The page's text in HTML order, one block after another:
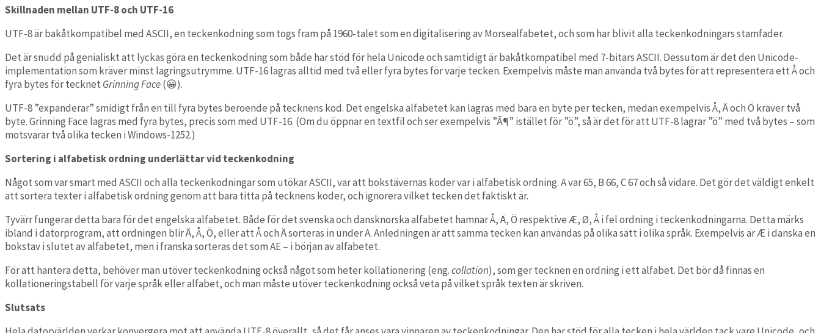
Skillnaden mellan UTF-8 och UTF-16
UTF-8 är bakåtkompatibel med ASCII, en teckenkodning som togs fram på 1960-talet som en digitalisering av Morsealfabetet, och som har blivit alla teckenkodningars stamfader.
Det är snudd på genialiskt att lyckas göra en teckenkodning som både har stöd för hela Unicode och samtidigt är bakåtkompatibel med 7-bitars ASCII. Dessutom är det den Unicode-
implementation som kräver minst lagringsutrymme. UTF-16 lagras alltid med två eller fyra bytes för varje tecken. Exempelvis måste man använda två bytes för att representera ett Å och
fyra bytes för tecknet Grinning Face(😀).
UTF-8 ”expanderar” smidigt från en till fyra bytes beroende på tecknens kod. Det engelska alfabetet kan lagras med bara en byte per tecken, medan exempelvis Å, Ä och Ö kräver två
byte. Grinning Face lagras med fyra bytes, precis som med UTF-16. (Om du öppnar en textfil och ser exempelvis ”Ã¶” istället för ”ö”, så är det för att UTF-8 lagrar ”ö” med två bytes – som
motsvarar två olika tecken i Windows-1252.)
Sortering i alfabetisk ordning underlättar vid teckenkodning
Något som var smart med ASCII och alla teckenkodningar som utökar ASCII, var att bokstävernas koder var i alfabetisk ordning. A var 65, B 66, C 67 och så vidare. Det gör det väldigt enkelt
att sortera texter i alfabetisk ordning genom att bara titta på tecknens koder, och ignorera vilket tecken det faktiskt är.
Tyvärr fungerar detta bara för det engelska alfabetet. Både för det svenska och dansknorska alfabetet hamnar Å, Ä, Ö respektive Æ, Ø, Å i fel ordning i teckenkodningarna. Detta märks
ibland i datorprogram, att ordningen blir Ä, Å, Ö, eller att Å och Ä sorteras in under A. Anledningen är att samma tecken kan användas på olika sätt i olika språk. Exempelvis är Æ i danska en
bokstav i slutet av alfabetet, men i franska sorteras det som AE – i början av alfabetet.
För att hantera detta, behöver man utöver teckenkodning också något som heter kollationering (eng.collation), som ger tecknen en ordning i ett alfabet. Det bör då finnas en
kollationeringstabell för varje språk eller alfabet, och man måste utöver teckenkodning också veta på vilket språk texten är skriven.
Slutsats